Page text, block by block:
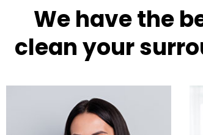
We have the
clean your